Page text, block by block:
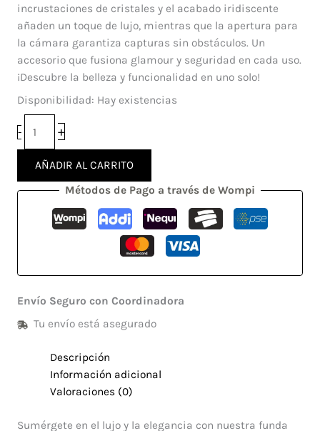
incrustaciones de cristales y el acabado iridiscente
añaden un toque de lujo, mientras que la apertura para
la cámara garantiza capturas sin obstáculos. Un
accesorio que fusiona glamour y seguridad en cada uso.
¡Descubre la belleza y funcionalidad en uno solo!
Disponibilidad: Hay existencias
-
Pro
Max
cantidad
+
AÑADIR AL CARRITO
Métodos de Pago a través de Wompi
Envío Seguro con Coordinadora
Tu envío está asegurado
Descripción
Información adicional
Valoraciones (0)
Sumérgete en el lujo y la elegancia con nuestra funda